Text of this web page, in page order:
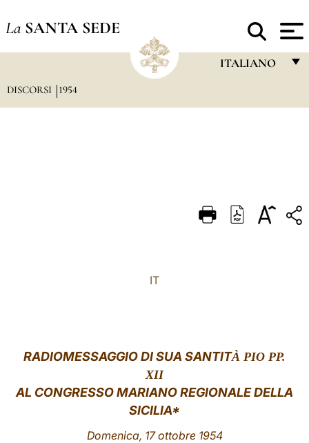
La SANTA SEDE
ITALIANO
DEUTSCH
DISCORSI 1954
IT
RADIOMESSAGGIODI SUA SANTITÀ PIO PP.
XII
AL CONGRESSO MARIANO REGIONALE DELLA
SICILIA*
Domenica, 17 ottobre 1954